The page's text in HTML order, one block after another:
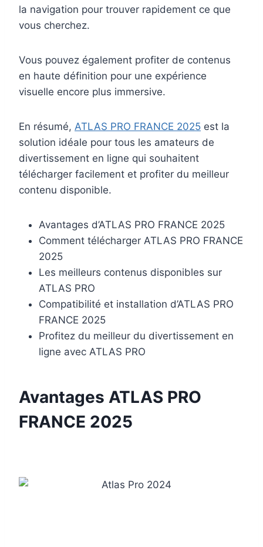
la navigation pour trouver rapidement ce que
vous cherchez.
Vous pouvez également profiter de contenus
en haute définition pour une expérience
visuelle encore plus immersive.
En résumé, ATLAS PRO FRANCE 2025 est la
solution idéale pour tous les amateurs de
divertissement en ligne qui souhaitent
télécharger facilement et profiter du meilleur
contenu disponible.
Avantages d’ATLAS PRO FRANCE 2025
Comment télécharger ATLAS PRO FRANCE
2025
Les meilleurs contenus disponibles sur
ATLAS PRO
Compatibilité et installation d’ATLAS PRO
FRANCE 2025
Profitez du meilleur du divertissement en
ligne avec ATLAS PRO
Avantages ATLAS PRO
FRANCE 2025